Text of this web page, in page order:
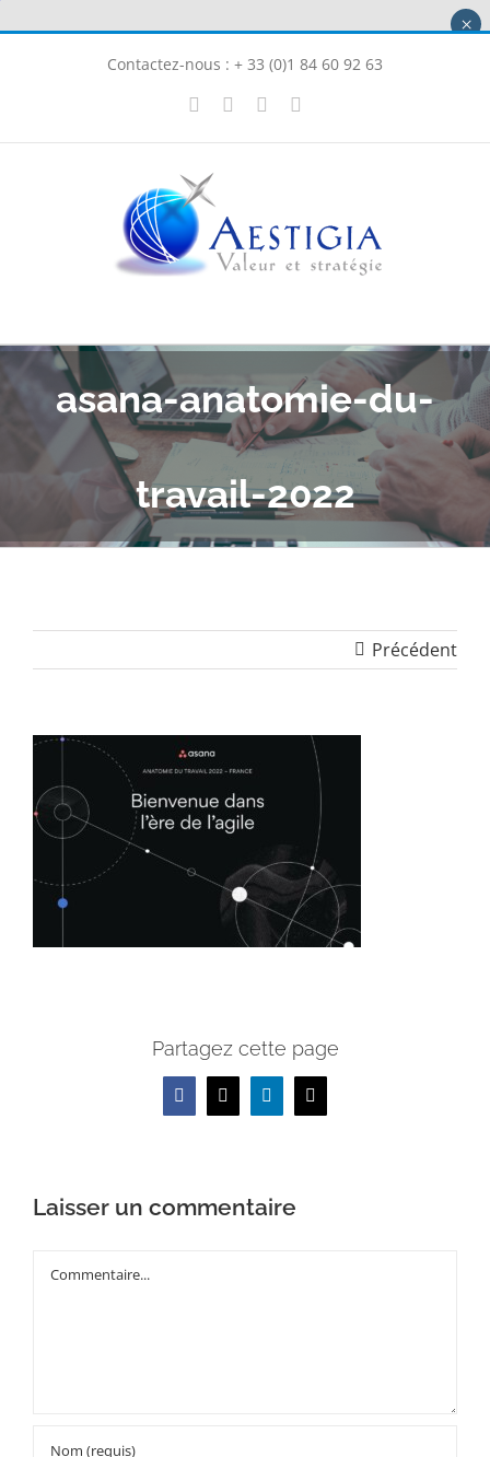
Contactez-nous : + 33 (0)1 84 60 92 63
LinkedInInstagram
asana-anatomie-du-
travail-2022
Précédent
Partagez cette page
Facebook
X LinkedInEmail
Laisser un commentaire
Commentaire
×